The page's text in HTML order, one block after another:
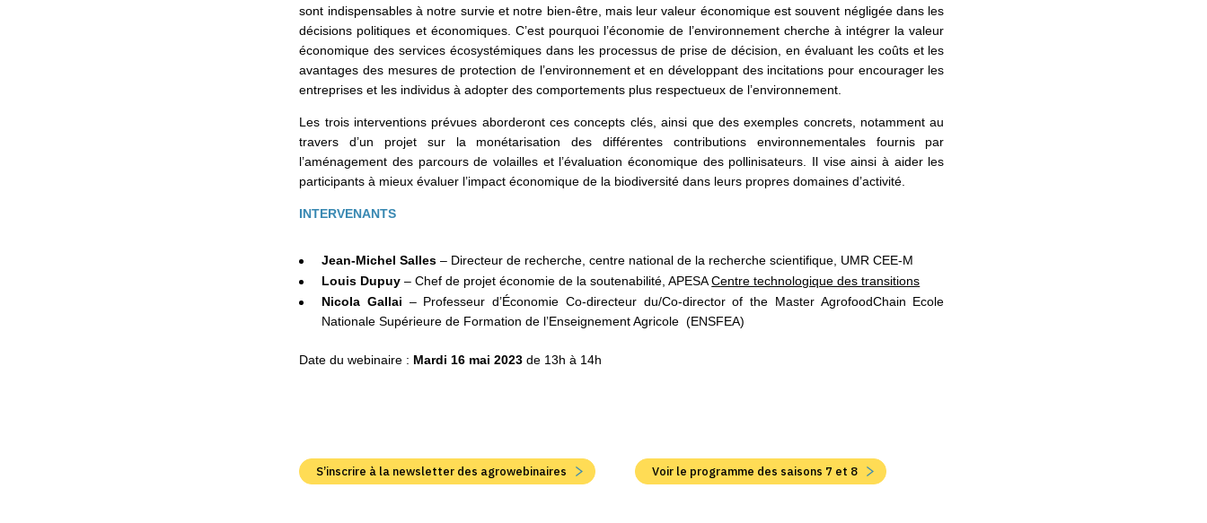
sont indispensables à notre survie et notre bien-être, mais leur valeur économique est souvent négligée dans les
décisions politiques et économiques. C’est pourquoi l’économie de l’environnement cherche à intégrer la valeur
économique des services écosystémiques dans les processus de prise de décision, en évaluant les coûts et les
avantages des mesures de protection de l’environnement et en développant des incitations pour encourager les
entreprises et les individus à adopter des comportements plus respectueux de l’environnement.
Les trois interventions prévues aborderont ces concepts clés, ainsi que des exemples concrets, notamment au
travers d’un projet sur la monétarisation des différentes contributions environnementales fournis par
l’aménagement des parcours de volailles et l’évaluation économique des pollinisateurs. Il vise ainsi à aider les
participants à mieux évaluer l’impact économique de la biodiversité dans leurs propres domaines d’activité.
INTERVENANTS
Jean-Michel Salles – Directeur de recherche, centre national de la recherche scientifique, UMR CEE-M
Louis Dupuy –Chef de projet économie de la soutenabilité, APESACentre technologique des transitions
Nicola Gallai – Professeur d’Économie Co-directeur du/Co-director of the Master AgrofoodChain Ecole
Nationale Supérieure de Formation de l’Enseignement Agricole (ENSFEA)
Date du webinaire : Mardi 16 mai 2023 de 13h à 14h
S’inscrire à la newsletter des agrowebinaires Voir le programme des saisons 7 et 8